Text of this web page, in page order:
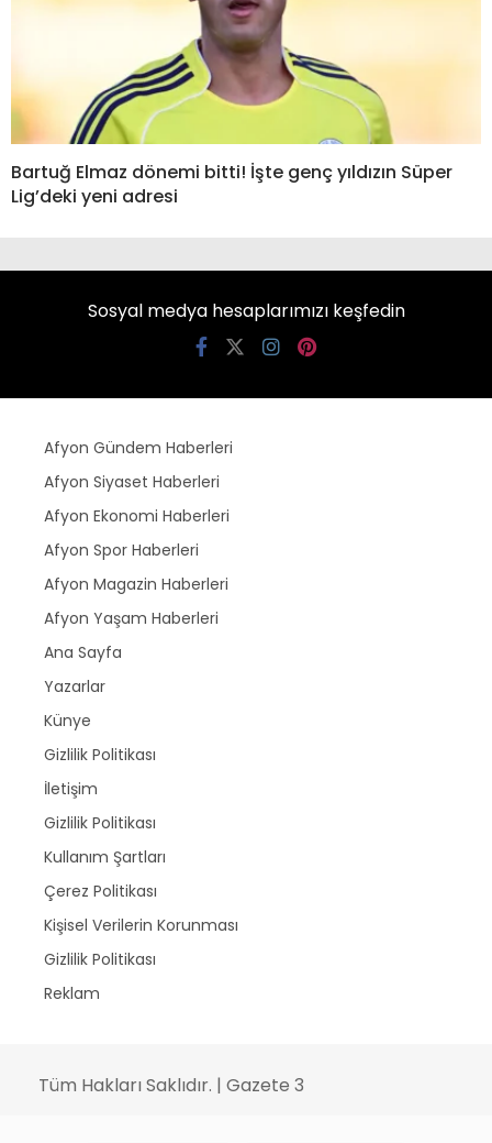
Bartuğ Elmaz dönemi bitti! İşte genç yıldızın Süper
Lig’deki yeni adresi
Sosyal medya hesaplarımızı keşfedin
Afyon Gündem Haberleri
Afyon Siyaset Haberleri
Afyon Ekonomi Haberleri
Afyon Spor Haberleri
Afyon Magazin Haberleri
Afyon Yaşam Haberleri
Ana Sayfa
Yazarlar
Künye
Gizlilik Politikası
İletişim
Gizlilik Politikası
Kullanım Şartları
Çerez Politikası
Kişisel Verilerin Korunması
Gizlilik Politikası
Reklam
Tüm Hakları Saklıdır. | Gazete 3